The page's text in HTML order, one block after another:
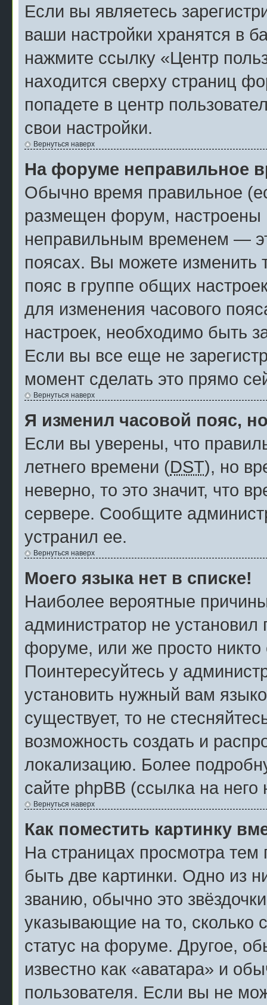
Если вы являетесь
ваши настройки хранятся в
нажмите ссылку «Центр
находится сверху страниц
попадете в центр
свои настройки.
Вернуться наверх
На форуме неправильное
Обычно время правильное
размещен форум, настроены
неправильным временем —
поясах. Вы можете изменить
пояс в группе общих
для изменения часового
настроек, необходимо быть
Если вы все еще не
момент сделать это прямо
Вернуться наверх
Я изменил часовой пояс,
Если вы уверены, что
летнего времени (DST), но
неверно, то это значит, что
сервере. Сообщите
устранил ее.
Вернуться наверх
Моего языка нет в списке!
Наиболее вероятные
администратор не
форуме, или же просто
Поинтересуйтесь у
установить нужный вам
существует, то не
возможность создать и
локализацию. Более
сайте phpBB (ссылка на
Вернуться наверх
Как поместить картинку
На страницах просмотра тем
быть две картинки. Одно из
званию, обычно это
указывающие на то, сколько
статус на форуме. Другое,
известно как «аватара» и
пользователя. Если вы не